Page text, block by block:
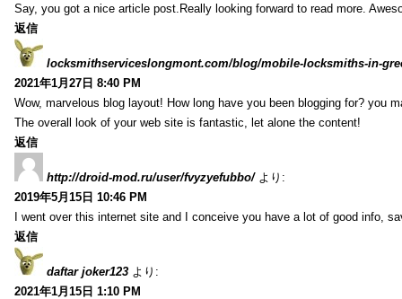
Say, you got a nice article post.Really looking forward to read more.
返信
locksmithserviceslongmont.com/blog/mobile-locksmiths-in-
2021年1月27日 8:40 PM
Wow, marvelous blog layout! How long have you been blogging for? you
The overall look of your web site is fantastic, let alone the content!
返信
http://droid-mod.ru/user/fvyzyefubbo/ より:
2019年5月15日 10:46 PM
I went over this internet site and I conceive you have a lot of good info,
返信
daftar joker123 より:
2021年1月15日 1:10 PM